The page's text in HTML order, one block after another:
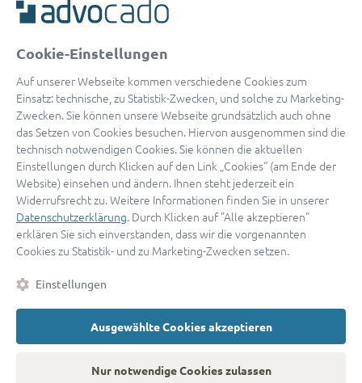
Mit Apple anmelden
Sign in with Google
By continuing, you are indicating that you accept ourTerms of
ServiceandPrivacy Policy.
Sie haben noch keinen Zugang?Hier registrieren
oder als Anwalt registrieren.
© 2026 advocado
Cookie-Einstellungen
Auf unserer Webseite kommen verschiedene Cookies zum
Einsatz: technische, zu Statistik-Zwecken, und solche zu Marketing-
Zwecken. Sie können unsere Webseite grundsätzlich auch ohne
das Setzen von Cookies besuchen. Hiervon ausgenommen sind die
technisch notwendigen Cookies. Sie können die aktuellen
Einstellungen durch Klicken auf den Link „Cookies“ (am Ende der
Website) einsehen und ändern. Ihnen steht jederzeit ein
Widerrufsrecht zu. Weitere Informationen finden Sie in unserer
Datenschutzerklärung. Durch Klicken auf "Alle akzeptieren"
erklären Sie sich einverstanden, dass wir die vorgenannten
Cookies zu Statistik- und zu Marketing-Zwecken setzen.
Einstellungen
Ausgewählte Cookies akzeptieren
Nur notwendige Cookies zulassen